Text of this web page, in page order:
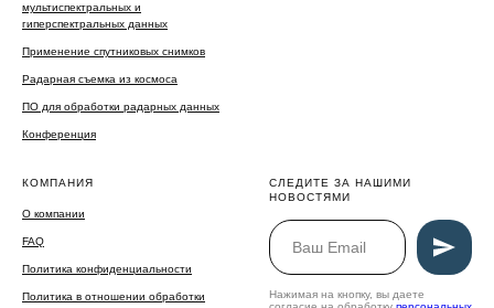
мультиспектральных и
гиперспектральных данных
Применение спутниковых снимков
Радарная съемка из космоса
ПО для обработки радарных данных
Конференция
КОМПАНИЯ
О компании
FAQ
Политика конфиденциальности
Политика в отношении обработки
СЛЕДИТЕ ЗА НАШИМИ
НОВОСТЯМИ
Нажимая на кнопку, вы даете